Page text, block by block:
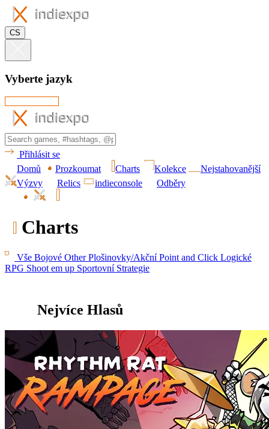
CS
Vyberte jazyk
Přihlásit se
Domů
Prozkoumat Charts Kolekce
Nejstahovanější
Výzvy
Relics indieconsole Odběry
Charts
Vše Bojové OtherPlošinovky/AkčníPoint and Click Logické
RPG Shoot em up Sportovní Strategie
Nejvíce Hlasů